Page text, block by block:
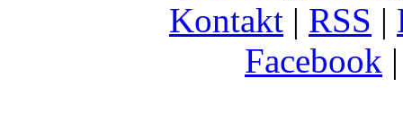
Kontakt | RSS |
Facebook